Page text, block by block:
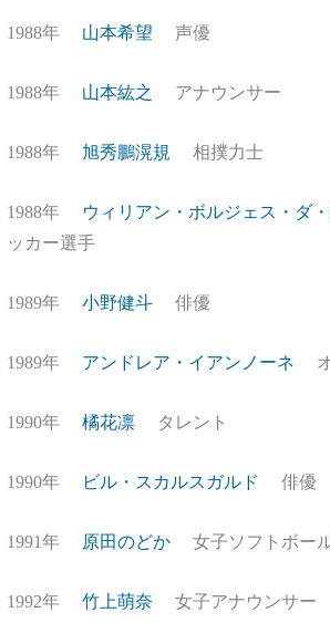
1988年 山本希望 声優
1988年 山本紘之 アナウンサー
1988年 旭秀鵬滉規 相撲力士
1988年 ウィリアン・ボルジェス・ダ
ッカー選手
1989年 小野健斗 俳優
1989年 アンドレア・イアンノーネ
1990年 橘花凛 タレント
1990年 ビル・スカルスガルド 俳優
1991年 原田のどか 女子ソフトボー
1992年 竹上萌奈 女子アナウンサー